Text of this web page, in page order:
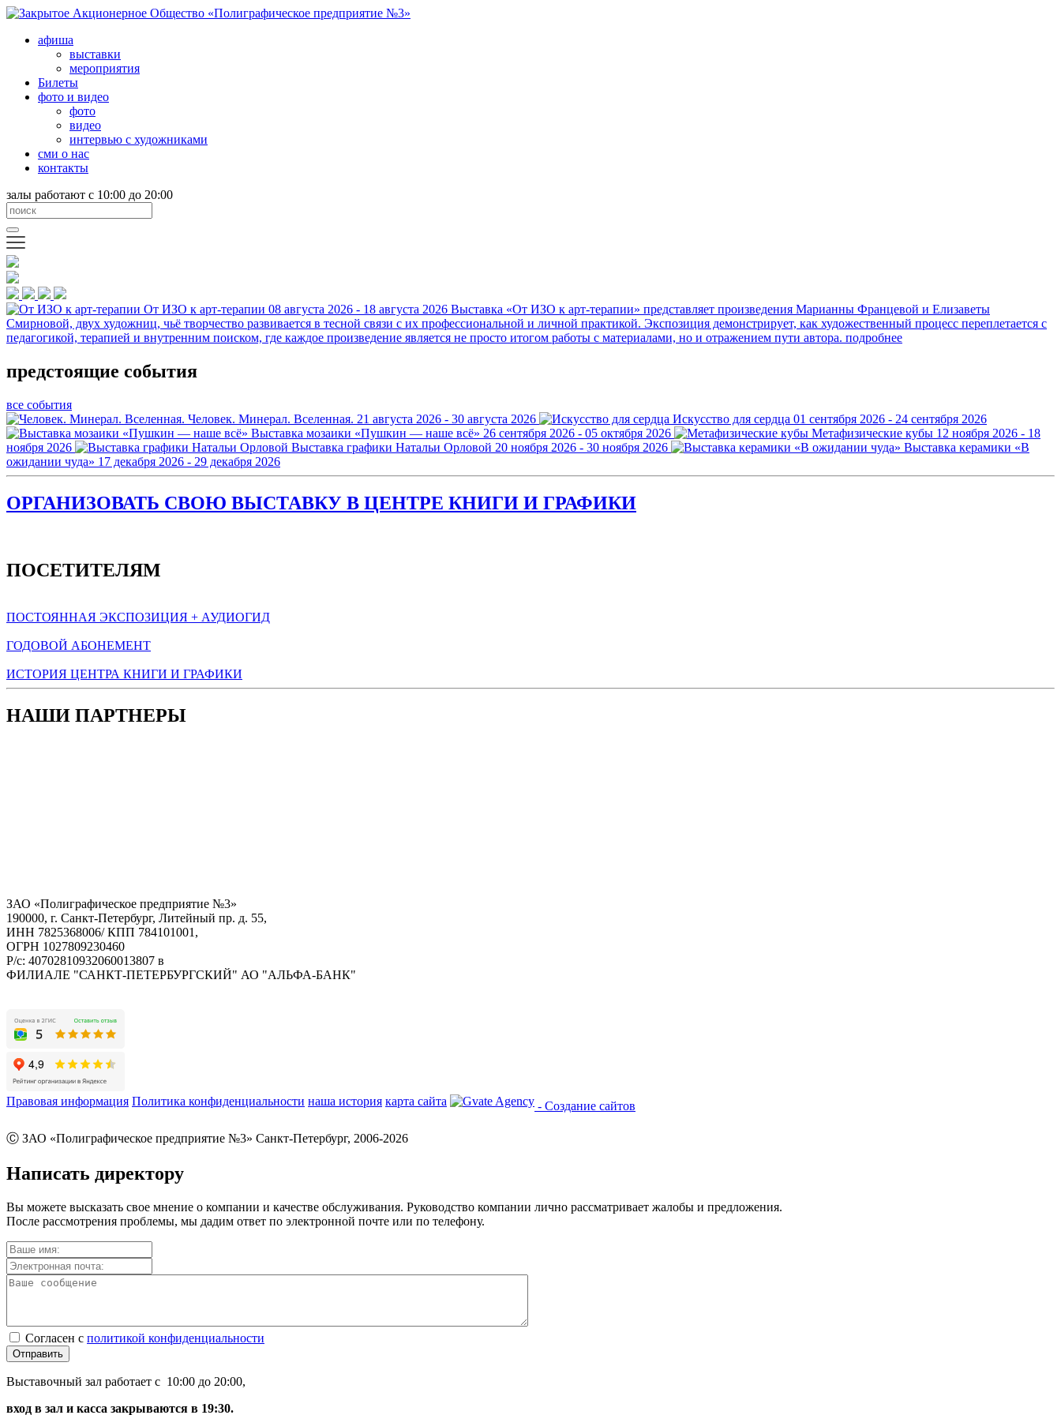
афиша
выставки
мероприятия
Билеты
фото и видео
фото
видео
интервью с художниками
сми о нас
контакты
залы работают с 10:00 до 20:00
От ИЗО к арт-терапии 08 августа 2026 - 18 августа 2026 Выставка «От ИЗО к арт-терапии» представляет произведения Марианны Францевой и Елизаветы
Смирновой, двух художниц, чьё творчество развивается в тесной связи с их профессиональной и личной практикой. Экспозиция демонстрирует, как художественный процесс переплетается с
педагогикой, терапией и внутренним поиском, где каждое произведение является не просто итогом работы с материалами, но и отражением пути автора. подробнее
предстоящие события
все события
Человек. Минерал. Вселенная. 21 августа 2026 - 30 августа 2026 Искусство для сердца 01 сентября 2026 - 24 сентября 2026
Выставка мозаики «Пушкин — наше всё» 26 сентября 2026 - 05 октября 2026 Метафизические кубы 12 ноября 2026 - 18
ноября 2026
Выставка графики Натальи Орловой 20 ноября 2026 - 30 ноября 2026
Выставка керамики «В
ожидании чуда» 17 декабря 2026 - 29 декабря 2026
ОРГАНИЗОВАТЬ СВОЮ ВЫСТАВКУ В ЦЕНТРЕ КНИГИ И ГРАФИКИ
ПОСЕТИТЕЛЯМ
ПОСТОЯННАЯ ЭКСПОЗИЦИЯ + АУДИОГИД
ГОДОВОЙ АБОНЕМЕНТ
ИСТОРИЯ ЦЕНТРА КНИГИ И ГРАФИКИ
НАШИ ПАРТНЕРЫ
ЗАО «Полиграфическое предприятие №3»
190000, г. Санкт-Петербург, Литейный пр. д. 55,
ИНН 7825368006/ КПП 784101001,
ОГРН 1027809230460
Р/с: 40702810932060013807 в
ФИЛИАЛЕ "САНКТ-ПЕТЕРБУРГСКИЙ" АО "АЛЬФА-БАНК"
Правовая информация Политика конфиденциальности наша история карта сайта - Создание сайтов
Ⓒ ЗАО «Полиграфическое предприятие №3» Санкт-Петербург, 2006-2026
Написать директору
Вы можете высказать свое мнение о компании и качестве обслуживания. Руководство компании лично рассматривает жалобы и предложения.
После рассмотрения проблемы, мы дадим ответ по электронной почте или по телефону.
Согласен с политикой конфиденциальности
Отправить
Выставочный зал работает с 10:00 до 20:00,
вход в зал и касса закрываются в 19:30.